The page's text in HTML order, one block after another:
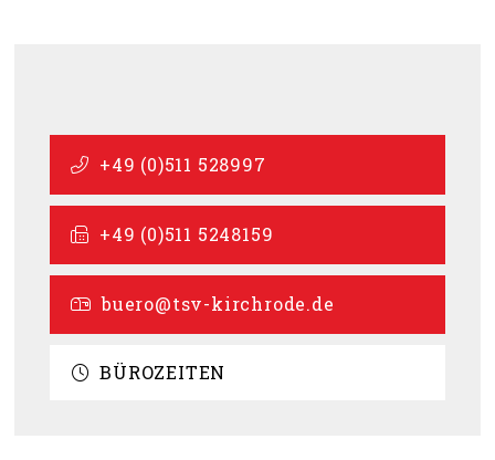
+49 (0)511 528997
+49 (0)511 5248159
buero@tsv-kirchrode.de
BÜROZEITEN